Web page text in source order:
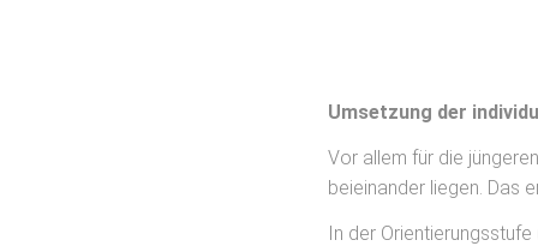
Umsetzung der
Vor allem für die
beieinander liegen. Das
In der